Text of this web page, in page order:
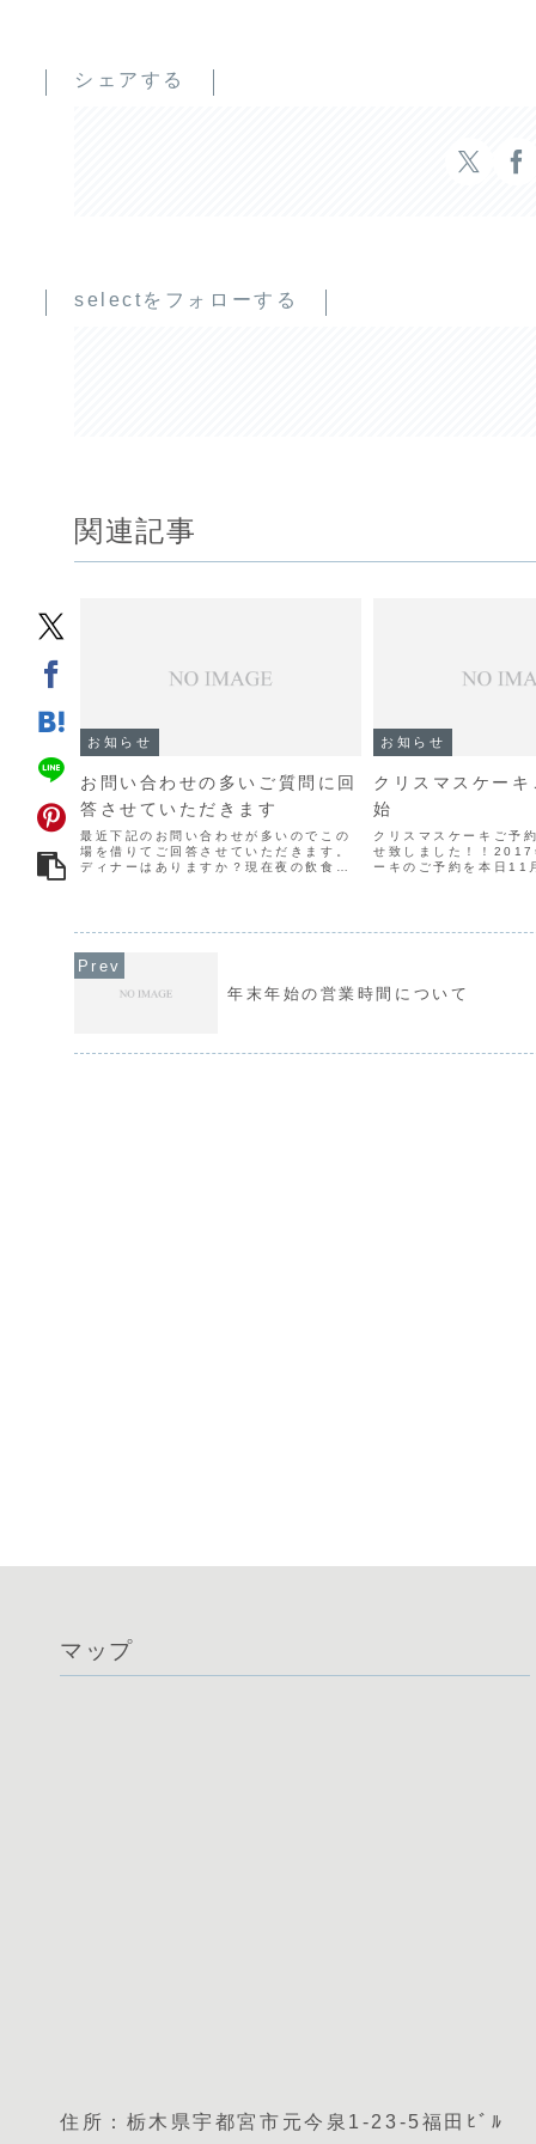
シェアする
selectをフォローする
関連記事
お知らせ
お問い合わせの多いご質問に回
答させていただきます
最近下記のお問い合わせが多いのでこの
場を借りてご回答させていただきます。
ディナーはありますか？現在夜の飲食の
まで、ケーキ＆喫茶はP...
お知らせ
クリスマスケー
始
クリスマスケーキご予
せ致しました！！2017
ーキのご予約を本日
す。ご予約はお早め...
年末年始の営業時間について
マップ
住所：栃木県宇都宮市元今泉1-23-5福田ﾋﾞﾙ